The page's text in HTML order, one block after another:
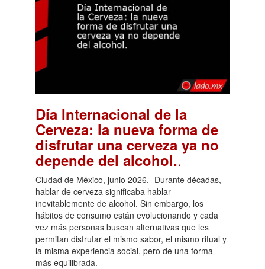
Día Internacional de la
Cerveza: la nueva forma de
disfrutar una cerveza ya no
depende del alcohol..
Ciudad de México, junio 2026.- Durante décadas,
hablar de cerveza significaba hablar
inevitablemente de alcohol. Sin embargo, los
hábitos de consumo están evolucionando y cada
vez más personas buscan alternativas que les
permitan disfrutar el mismo sabor, el mismo ritual y
la misma experiencia social, pero de una forma
más equilibrada.